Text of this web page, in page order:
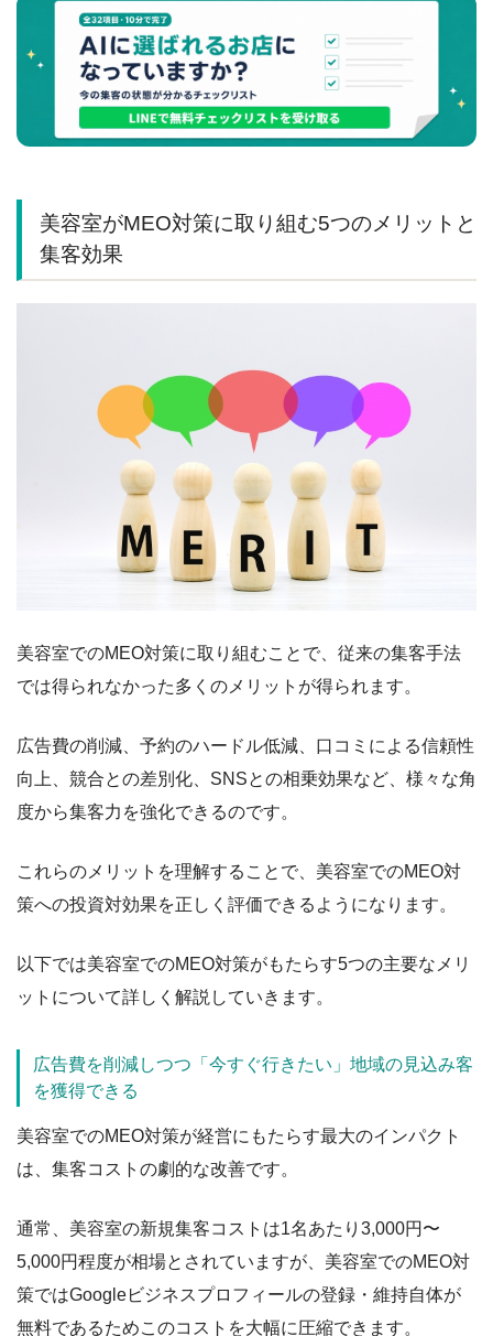
美容室がMEO対策に取り組む5つのメリットと
集客効果
美容室でのMEO対策に取り組むことで、従来の集客手法
では得られなかった多くのメリットが得られます。
広告費の削減、予約のハードル低減、口コミによる信頼性
向上、競合との差別化、SNSとの相乗効果など、様々な角
度から集客力を強化できるのです。
これらのメリットを理解することで、美容室でのMEO対
策への投資対効果を正しく評価できるようになります。
以下では美容室でのMEO対策がもたらす5つの主要なメリ
ットについて詳しく解説していきます。
広告費を削減しつつ「今すぐ行きたい」地域の見込み客
を獲得できる
美容室でのMEO対策が経営にもたらす最大のインパクト
は、集客コストの劇的な改善です。
通常、美容室の新規集客コストは1名あたり3,000円〜
5,000円程度が相場とされていますが、美容室でのMEO対
策ではGoogleビジネスプロフィールの登録・維持自体が
無料であるためこのコストを大幅に圧縮できます。